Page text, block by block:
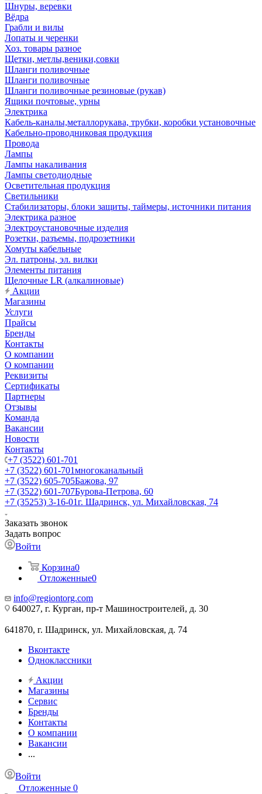
Шнуры, веревки
Вёдра
Грабли и вилы
Лопаты и черенки
Хоз. товары разное
Щетки, метлы,веники,совки
Шланги поливочные
Шланги поливочные
Шланги поливочные резиновые (рукав)
Ящики почтовые, урны
Электрика
Кабель-каналы,металлорукава, трубки, коробки установочные
Кабельно-проводниковая продукция
Провода
Лампы
Лампы накаливания
Лампы светодиодные
Осветительная продукция
Светильники
Стабилизаторы, блоки защиты, таймеры, источники питания
Электрика разное
Электроустановочные изделия
Розетки, разъемы, подрозетники
Хомуты кабельные
Эл. патроны, эл. вилки
Элементы питания
Щелочные LR (алкалиновые)
Акции
Магазины
Услуги
Прайсы
Бренды
Контакты
О компании
О компании
Реквизиты
Сертификаты
Партнеры
Отзывы
Команда
Вакансии
Новости
Контакты
+7 (3522) 601-701
+7 (3522) 601-701многоканальный
+7 (3522) 605-705Бажова, 97
+7 (3522) 601-707Бурова-Петрова, 60
+7 (35253) 3-16-01г. Шадринск, ул. Михайловская, 74
Заказать звонок
Задать вопрос
Войти
Корзина0
Отложенные0
info@regiontorg.com
640027, г. Курган, пр-т Машиностроителей, д. 30
641870, г. Шадринск, ул. Михайловская, д. 74
Вконтакте
Одноклассники
Акции
Магазины
Сервис
Бренды
Контакты
О компании
Вакансии
...
Войти
Отложенные 0